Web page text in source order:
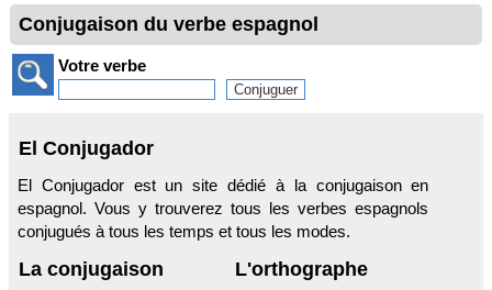
Conjugaison du verbe espagnol
Votre verbe
El Conjugador
El Conjugador est un site dédié à la conjugaison en
espagnol. Vous y trouverez tous les verbes espagnols
conjugués à tous les temps et tous les modes.
La conjugaison L'orthographe